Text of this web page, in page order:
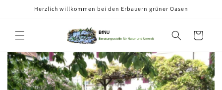
Herzlich willkommen bei den Erbauern grüner Oasen
Warenkorb